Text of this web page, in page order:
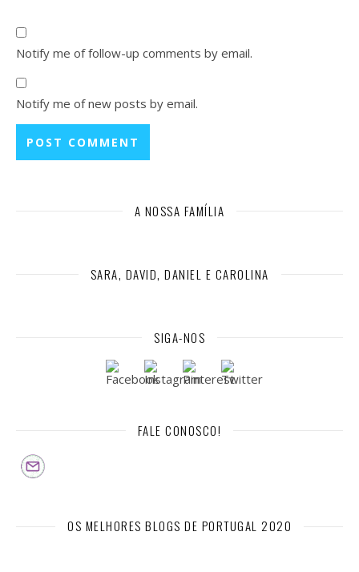
Notify me of follow-up comments by email.
Notify me of new posts by email.
A NOSSA FAMÍLIA
SARA, DAVID, DANIEL E CAROLINA
SIGA-NOS
FALE CONOSCO!
OS MELHORES BLOGS DE PORTUGAL 2020